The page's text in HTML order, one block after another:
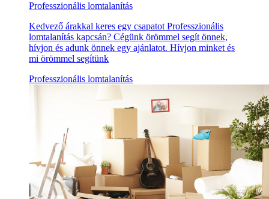
Professzionális lomtalanítás
Kedvező árakkal keres egy csapatot Professzionális
lomtalanítás kapcsán? Cégünk örömmel segít önnek,
hívjon és adunk önnek egy ajánlatot. Hívjon minket és
mi örömmel segítünk
Professzionális lomtalanítás